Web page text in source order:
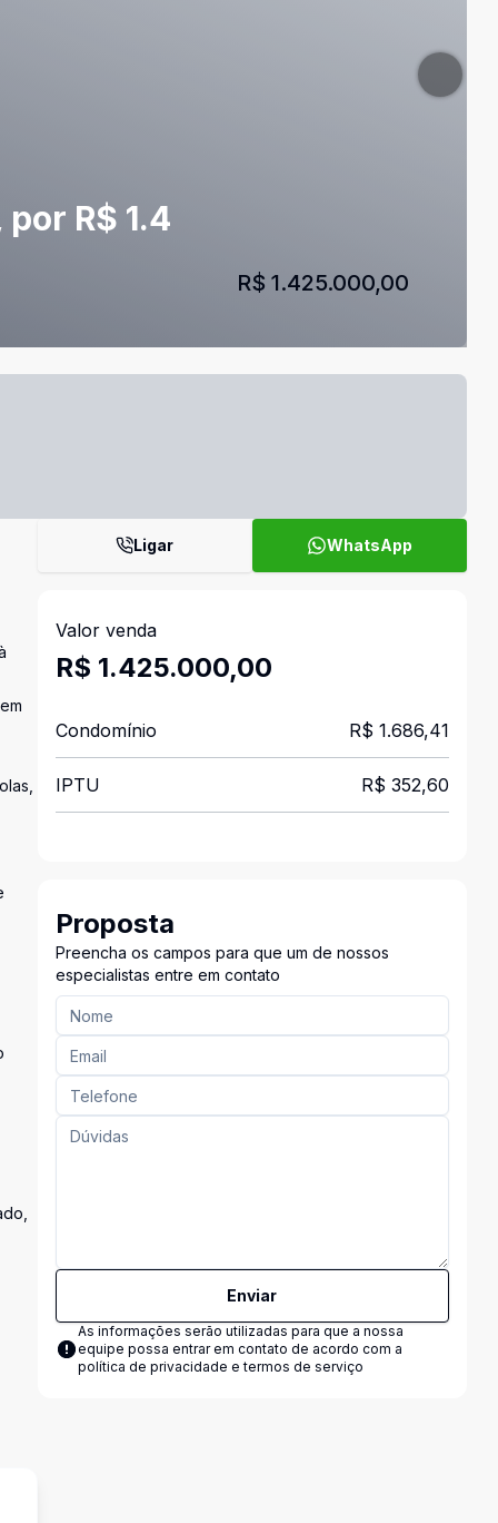
R$ 1.4
R$ 1.425.000,00
Ligar WhatsApp
Valor venda
R$ 1.425.000,00
Condomínio R$ 1.686,41
IPTU R$ 352,60
Proposta
Preencha os campos para que um de nossos
especialistas entre em contato
Enviar
As informações serão utilizadas para que a nossa
equipe possa entrar em contato de acordo com a
política de privacidade e termos de serviço